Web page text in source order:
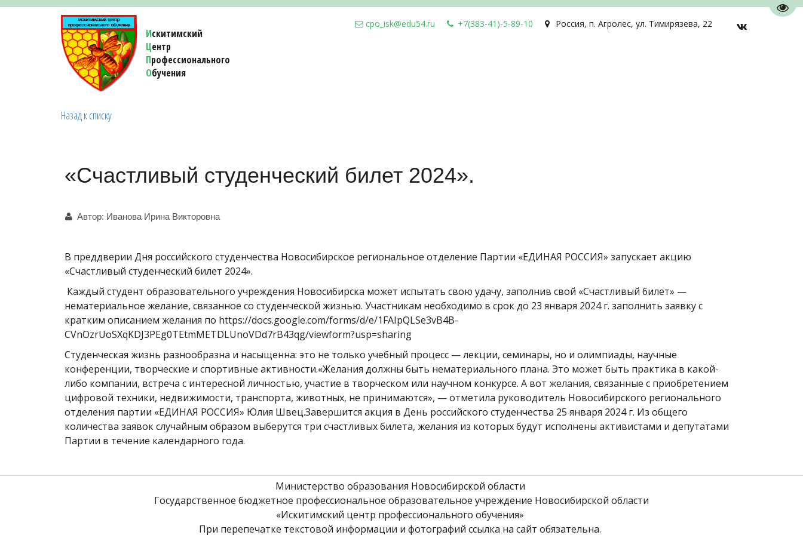
Искитимский
Центр
Профессионального
Обучения
Россия, п. Агролес, ул. Тимирязева, 22
+7(383-41)-5-89-10
cpo_isk@edu54.ru
Назад к списку
«Счастливый студенческий билет 2024».
Автор: Иванова Ирина Викторовна
В преддверии Дня российского студенчества Новосибирское региональное отделение Партии «ЕДИНАЯ РОССИЯ» запускает акцию
«Счастливый студенческий билет 2024».
Каждый студент образовательного учреждения Новосибирска может испытать свою удачу, заполнив свой «Счастливый билет» —
нематериальное желание, связанное со студенческой жизнью. Участникам необходимо в срок до 23 января 2024 г. заполнить заявку с
кратким описанием желания по https://docs.google.com/forms/d/e/1FAIpQLSe3vB4B-
CVnOzrUoSXqKDJ3PEg0TEtmMETDLUnoVDd7rB43qg/viewform?usp=sharing
Студенческая жизнь разнообразна и насыщенна: это не только учебный процесс — лекции, семинары, но и олимпиады, научные
конференции, творческие и спортивные активности.«Желания должны быть нематериального плана. Это может быть практика в какой-
либо компании, встреча с интересной личностью, участие в творческом или научном конкурсе. А вот желания, связанные с приобретением
цифровой техники, недвижимости, транспорта, животных, не принимаются», — отметила руководитель Новосибирского регионального
отделения партии «ЕДИНАЯ РОССИЯ» Юлия Швец.Завершится акция в День российского студенчества 25 января 2024 г. Из общего
количества заявок случайным образом выберутся три счастливых билета, желания из которых будут исполнены активистами и депутатами
Партии в течение календарного года.
Министерство образования Новосибирской области
Государственное бюджетное профессиональное образовательное учреждение Новосибирской области
«Искитимский центр профессионального обучения»
При перепечатке текстовой информации и фотографий ссылка на сайт обязательна.